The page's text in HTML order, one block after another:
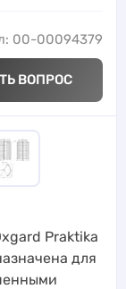
00-00094379
ВОПРОС
Praktika
для